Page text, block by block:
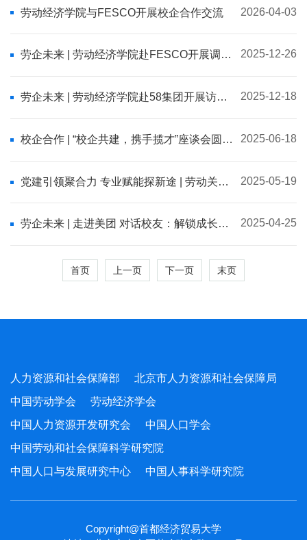
劳动经济学院与FESCO开展校企合作交流 2026-04-03
劳企未来 | 劳动经济学院赴FESCO开展调研
2025-12-26
劳企未来 | 劳动经济学院赴58集团开展访企
2025-12-18
校企合作 | “校企共建，携手揽才”座谈会圆满
2025-06-18
党建引领聚合力 专业赋能探新途 | 劳动关系
2025-05-19
劳企未来 | 走进美团 对话校友：解锁成长新
2025-04-25
首页 上一页 下一页 末页
人力资源和社会保障部
北京市人力资源和社会保障局
中国劳动学会
劳动经济学会
中国人力资源开发研究会
中国人口学会
中国劳动和社会保障科学研究院
中国人口与发展研究中心
中国人事科学研究院
Copyright@首都经济贸易大学